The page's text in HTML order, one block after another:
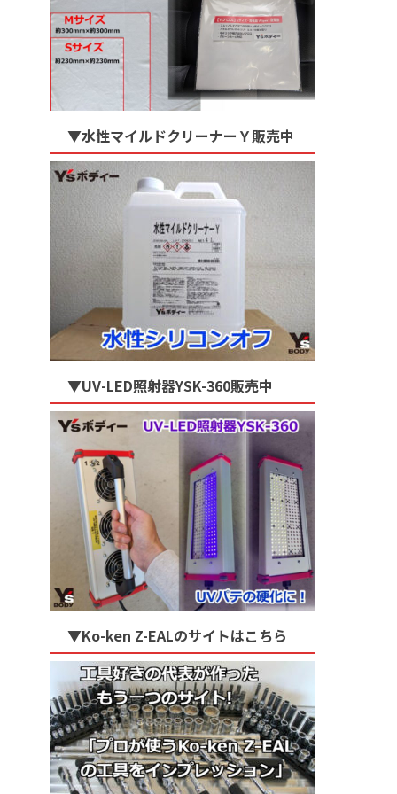
▼水性マイルドクリーナーＹ販売中
▼UV-LED照射器YSK-360販売中
▼Ko-ken Z-EALのサイトはこちら